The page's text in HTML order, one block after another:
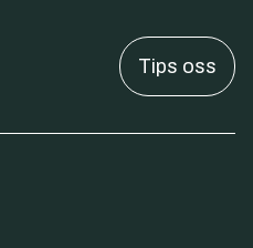
Tips oss